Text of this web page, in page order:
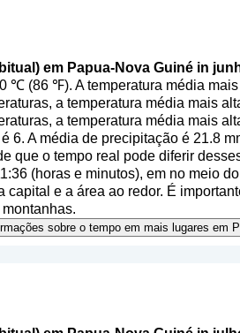
em Papua-Nova Guiné in
℃ (86 ℉). A temperatura média
a temperatura média mais
a temperatura média mais
6. A média de precipitação é 21.8
que o tempo real pode diferir
(horas e minutos), em no meio
capital e a área ao redor. É
sobre o tempo em mais lugares em